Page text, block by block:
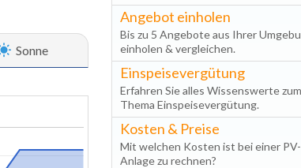
Sonne
Angebot einholen
Bis zu 5 Angebote aus Ihrer
einholen & vergleichen.
Einspeisevergütung
Erfahren Sie alles Wissenswerte zum
Thema Einspeisevergütung.
Kosten & Preise
Mit welchen Kosten ist bei einer PV-
Anlage zu rechnen?